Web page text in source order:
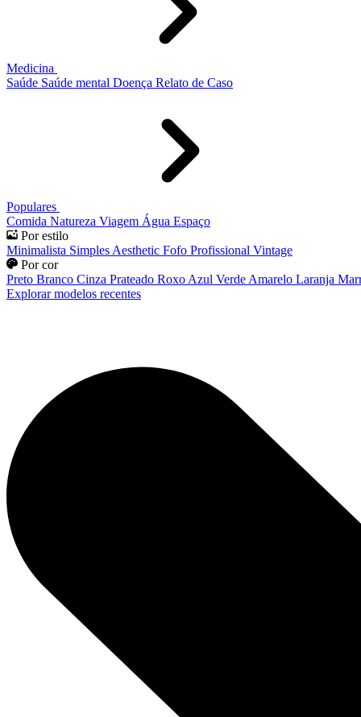
Medicina
Saúde Saúde mental Doença Relato de Caso
Populares
Comida Natureza Viagem Água Espaço
Por estilo
Minimalista Simples Aesthetic Fofo Profissional Vintage
Por cor
Preto Branco Cinza Prateado Roxo Azul Verde Amarelo Laranja
Explorar modelos recentes